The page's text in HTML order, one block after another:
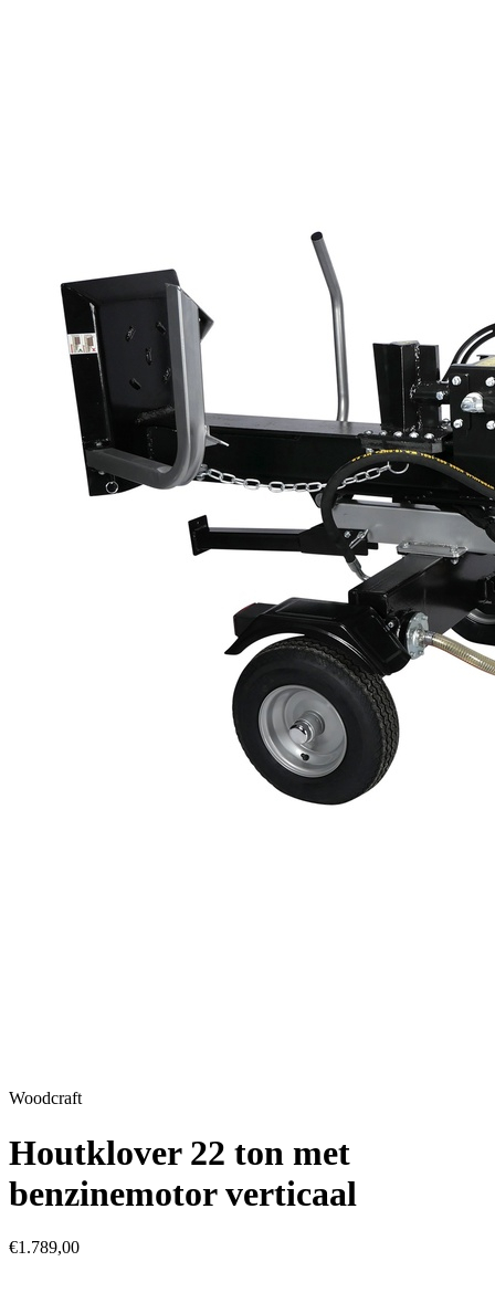
Woodcraft
Houtklover 22 ton met
benzinemotor verticaal
€1.789,00